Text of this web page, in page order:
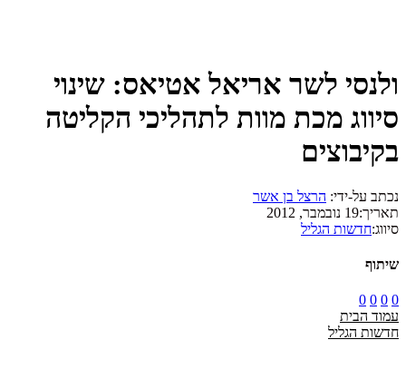
ולנסי לשר אריאל אטיאס: שינוי
סיווג מכת מוות לתהליכי הקליטה
בקיבוצים
נכתב על-ידי: הרצל בן אשר
תאריך:19 נובמבר, 2012
סיווג:חדשות הגליל
שיתוף
0
0
0
0
עמוד הבית
חדשות הגליל